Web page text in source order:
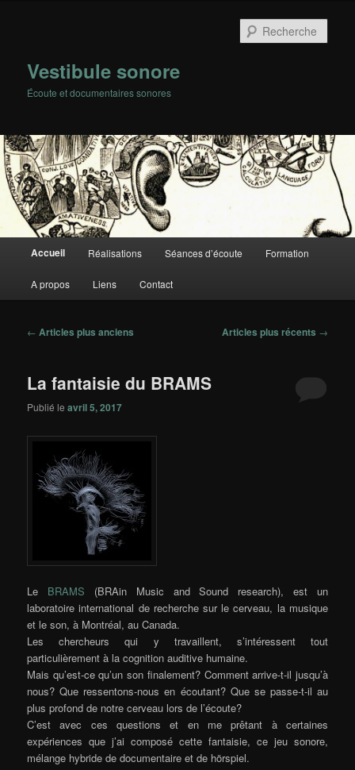
Vestibule sonore
Écoute et documentaires sonores
Aller
au
Aller
au
Accueil Réalisations Séances d’écoute Formation
A propos Liens Contact
Navigation
← Articles plus anciens Articles plus récents →
La fantaisie du BRAMS
Publié leavril 5, 2017
Le BRAMS (BRAin Music and Sound research), est un
laboratoire international de recherche sur le cerveau, la musique
et le son, à Montréal, au Canada.
Les chercheurs qui y travaillent, s’intéressent tout
particulièrement à la cognition auditive humaine.
Mais qu’est-ce qu’un son finalement? Comment arrive-t-il jusqu’à
nous? Que ressentons-nous en écoutant? Que se passe-t-il au
plus profond de notre cerveau lors de l’écoute?
C’est avec ces questions et en me prêtant à certaines
expériences que j’ai composé cette fantaisie, ce jeu sonore,
mélange hybride de documentaire et de hörspiel.